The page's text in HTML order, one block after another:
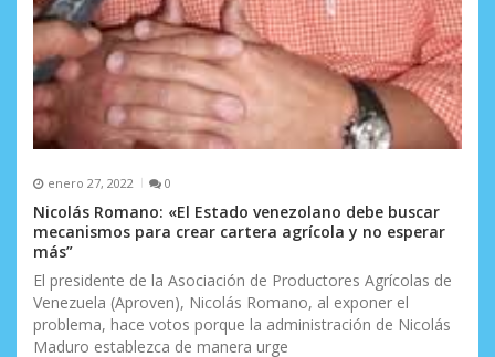
enero 27, 2022 0
Nicolás Romano: «El Estado venezolano debe buscar
mecanismos para crear cartera agrícola y no esperar
más”
El presidente de la Asociación de Productores Agrícolas de
Venezuela (Aproven), Nicolás Romano, al exponer el
problema, hace votos porque la administración de Nicolás
Maduro establezca de manera urge